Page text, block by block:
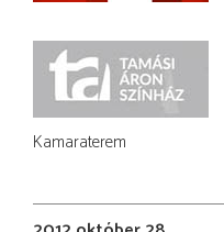
Kamaraterem